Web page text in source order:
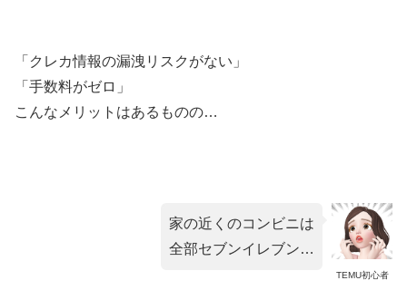
「クレカ情報の漏洩リスクがない」
「手数料がゼロ」
こんなメリットはあるものの…
TEMU初心者
家の近くのコンビニは
全部セブンイレブン…